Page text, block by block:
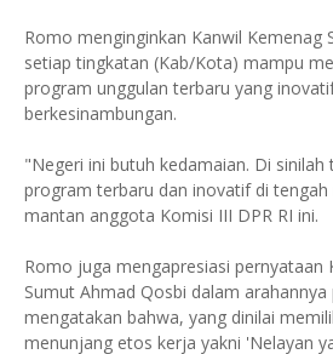
Romo menginginkan Kanwil Kemenag
setiap tingkatan (Kab/Kota) mampu
program unggulan terbaru yang
berkesinambungan.
"Negeri ini butuh kedamaian. Di sinilah
program terbaru dan inovatif di
mantan anggota Komisi III DPR RI ini.
Romo juga mengapresiasi pernyataan
Sumut Ahmad Qosbi dalam
mengatakan bahwa, yang dinilai
menunjang etos kerja yakni 'Nelayan